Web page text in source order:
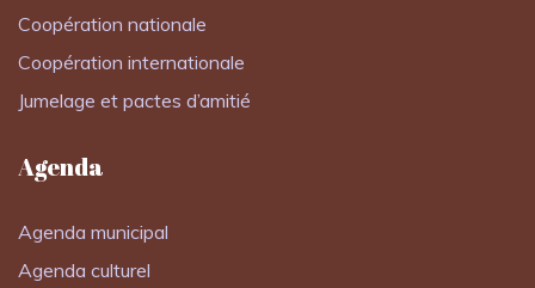
Coopération nationale
Coopération internationale
Jumelage et pactes d’amitié
Agenda
Agenda municipal
Agenda culturel